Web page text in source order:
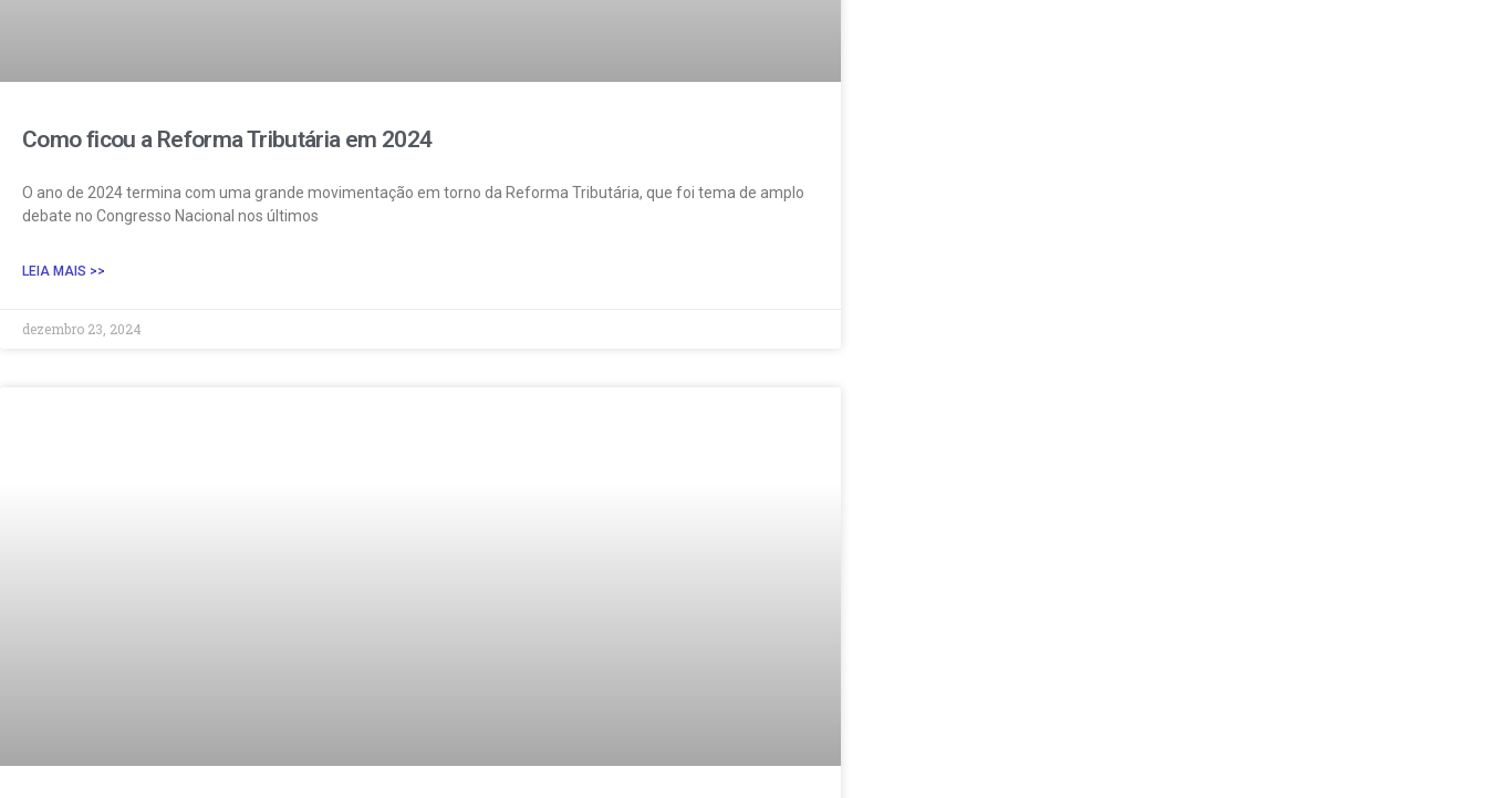
Como ficou a Reforma Tributária em 2024
O ano de 2024 termina com uma grande movimentação em torno da Reforma Tributária, que foi tema de amplo
debate no Congresso Nacional nos últimos
LEIA MAIS >>
dezembro 23, 2024